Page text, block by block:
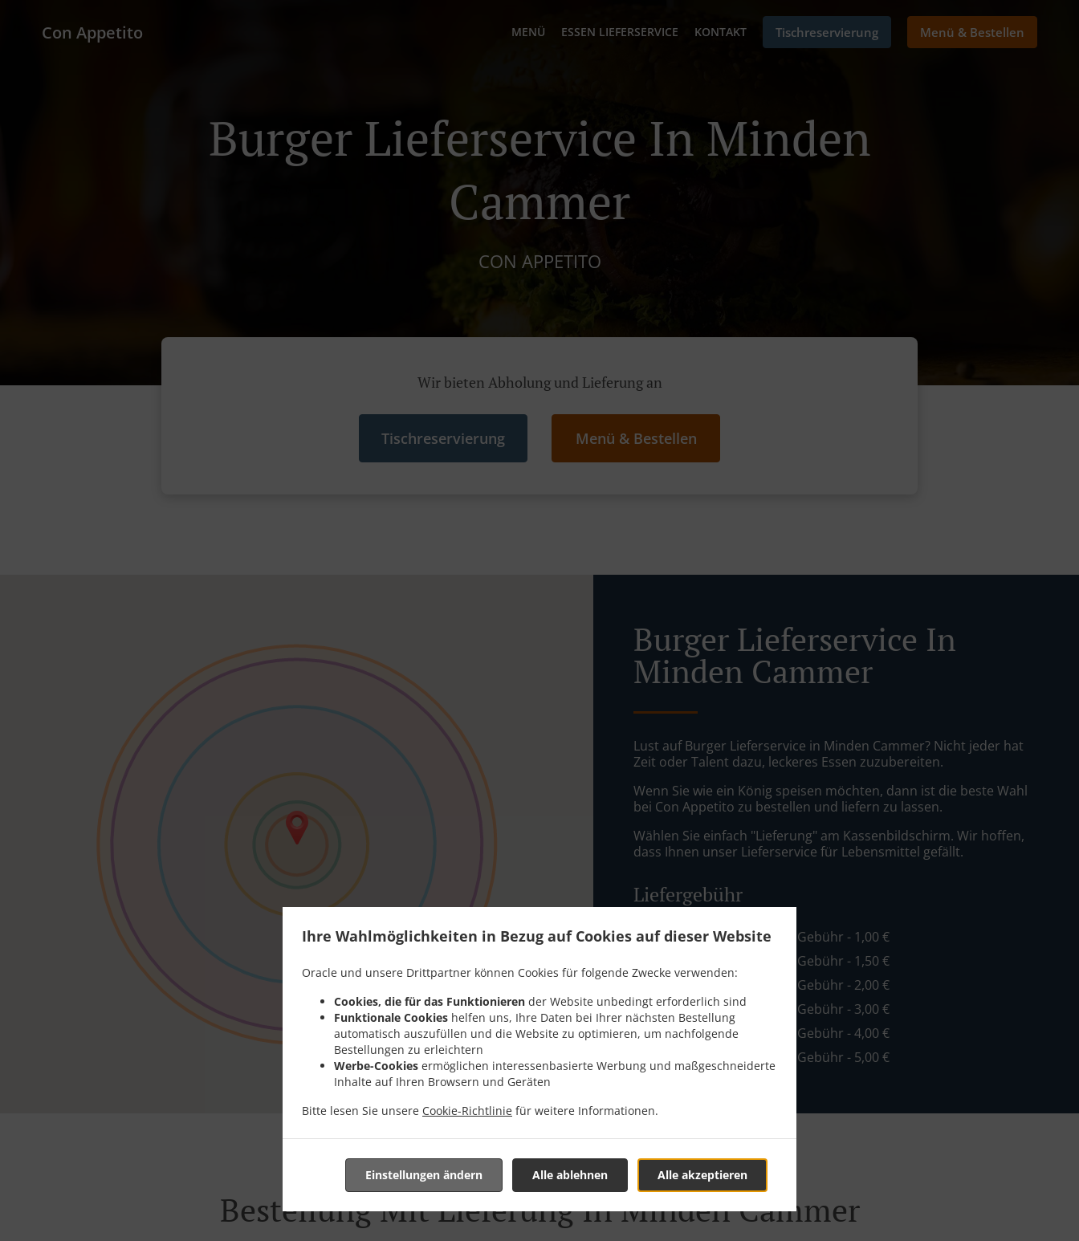
Ihre Wahlmöglichkeiten in Bezug auf Cookies auf dieser Website
Oracle und unsere Drittpartner können Cookies für folgende Zwecke verwenden:
Cookies, die für das Funktionieren der Website unbedingt erforderlich sind
Funktionale Cookies helfen uns, Ihre Daten bei Ihrer nächsten Bestellung
automatisch auszufüllen und die Website zu optimieren, um nachfolgende
Bestellungen zu erleichtern
Werbe-Cookies ermöglichen interessenbasierte Werbung und maßgeschneiderte
Inhalte auf Ihren Browsern und Geräten
Bitte lesen Sie unsere Cookie-Richtlinie für weitere Informationen.
Alle akzeptieren
Alle ablehnen
Einstellungen ändern
Con Appetito MENÜ ESSEN LIEFERSERVICE KONTAKT Tischreservierung Menü & Bestellen
Burger Lieferservice In Minden
Cammer
CON APPETITO
Wir bieten Abholung und Lieferung an
Tischreservierung Menü & Bestellen
Burger Lieferservice In
Minden Cammer
Lust auf Burger Lieferservice in Minden Cammer? Nicht jeder hat
Zeit oder Talent dazu, leckeres Essen zuzubereiten.
Wenn Sie wie ein König speisen möchten, dann ist die beste Wahl
bei Con Appetito zu bestellen und liefern zu lassen.
Wählen Sie einfach "Lieferung" am Kassenbildschirm. Wir hoffen,
dass Ihnen unser Lieferservice für Lebensmittel gefällt.
Liefergebühr
Zone 1, Mind. - 10,00 €, Gebühr - 1,00 €
, Mind. - 10,00 €, Gebühr - 1,50 €
, Mind. - 10,00 €, Gebühr - 2,00 €
Zone 4, Mind. - 15,00 €, Gebühr - 3,00 €
Zone 5, Mind. - 20,00 €, Gebühr - 4,00 €
Zone 6 , Mind. - 40,00 €, Gebühr - 5,00 €
Bestellung Mit Lieferung In Minden Cammer